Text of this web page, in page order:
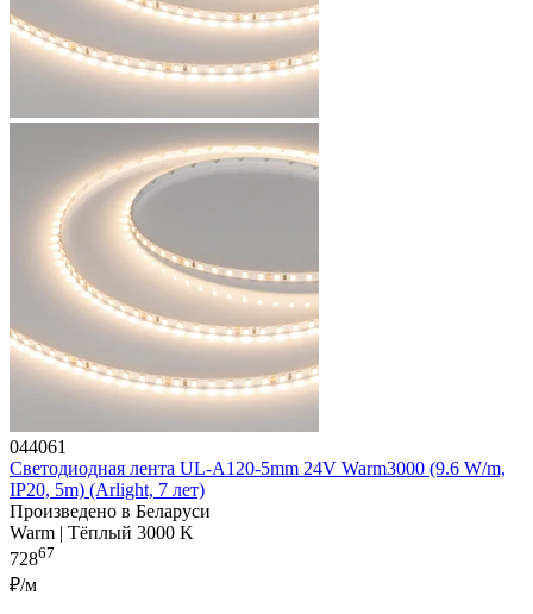
044061
Светодиодная лента UL-A120-5mm 24V Warm3000 (9.6 W/m,
IP20, 5m) (Arlight, 7 лет)
Произведено в Беларуси
Warm | Тёплый 3000 K
72867
₽/м